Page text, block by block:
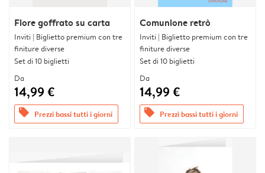
Fiore goffrato su carta
Inviti | Biglietto premium con tre
finiture diverse
Set di 10 biglietti
Da
14,99 €
offers Prezzi bassi tutti i giorni
Comunione retrò
Inviti | Biglietto premium con tre
finiture diverse
Set di 10 biglietti
Da
14,99 €
offers Prezzi bassi tutti i giorni